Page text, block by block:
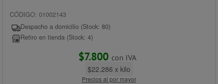
CÓDIGO: 01002143
Despacho a domicilio (Stock: 80)
Retiro en tienda (Stock: 4)
$7.800 con IVA
$22.286 x kilo
Precios al por mayor